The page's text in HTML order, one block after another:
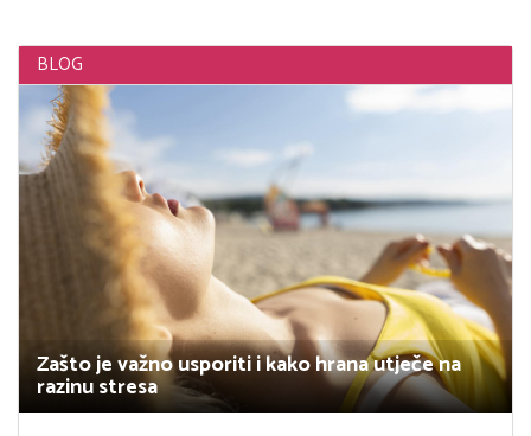
BLOG
Zašto je važno usporiti i kako hrana utječe na
razinu stresa